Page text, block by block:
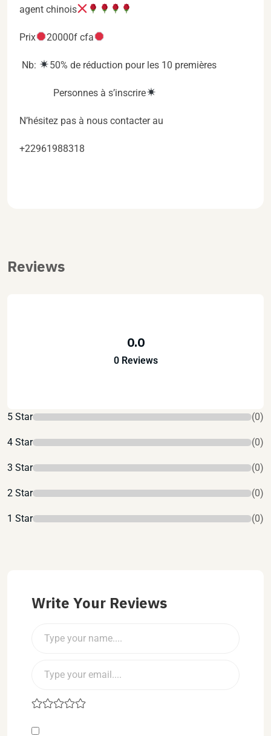
agent chinois
Prix 20000f cfa
Nb: 50% de réduction pour les 10 premières
Personnes à s’inscrire
N’hésitez pas à nous contacter au
+22961988318
Reviews
0.0
0 Reviews
5 Star (0)
4 Star (0)
3 Star (0)
2 Star (0)
1 Star (0)
Write Your Reviews